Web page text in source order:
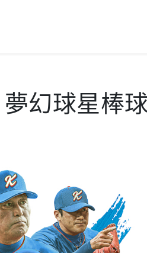
幻球星棒